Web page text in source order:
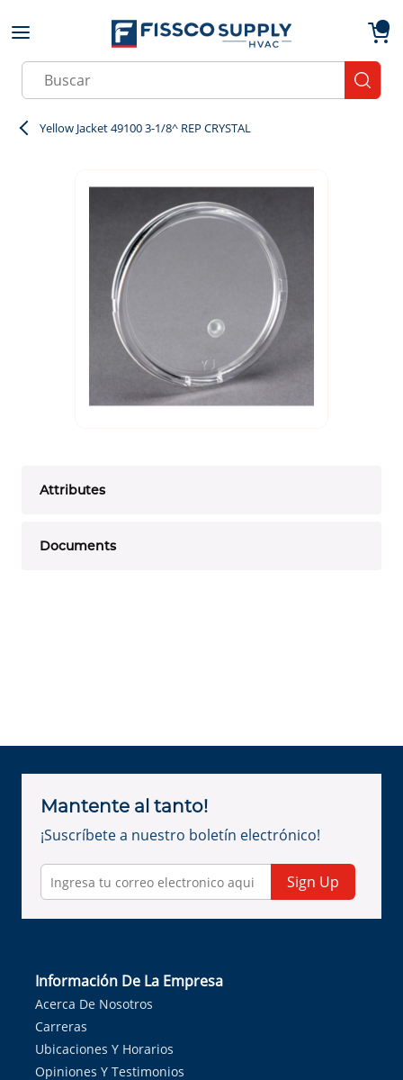
Skip to main content
Site Search
Yellow Jacket 49100 3-1/8^ REP CRYSTAL
Attributes
Documents
Mantente al tanto!
¡Suscríbete a nuestro boletín electrónico!
Sign Up
Información De La Empresa
Acerca De Nosotros
Carreras
Ubicaciones Y Horarios
Opiniones Y Testimonios